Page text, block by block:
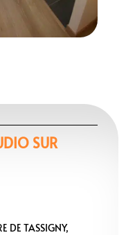
SUR
DE TASSIGNY,